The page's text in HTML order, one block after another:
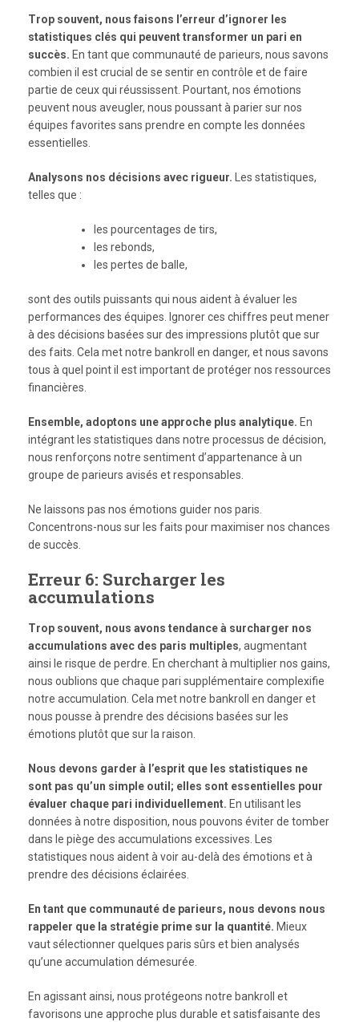
Trop souvent, nous faisons l’erreur d’ignorer les
statistiques clés qui peuvent transformer un pari en
succès. En tant que communauté de parieurs, nous savons
combien il est crucial de se sentir en contrôle et de faire
partie de ceux qui réussissent. Pourtant, nos émotions
peuvent nous aveugler, nous poussant à parier sur nos
équipes favorites sans prendre en compte les données
essentielles.
Analysons nos décisions avec rigueur. Les statistiques,
telles que :
les pourcentages de tirs,
les rebonds,
les pertes de balle,
sont des outils puissants qui nous aident à évaluer les
performances des équipes. Ignorer ces chiffres peut mener
à des décisions basées sur des impressions plutôt que sur
des faits. Cela met notre bankroll en danger, et nous savons
tous à quel point il est important de protéger nos ressources
financières.
Ensemble, adoptons une approche plus analytique. En
intégrant les statistiques dans notre processus de décision,
nous renforçons notre sentiment d’appartenance à un
groupe de parieurs avisés et responsables.
Ne laissons pas nos émotions guider nos paris.
Concentrons-nous sur les faits pour maximiser nos chances
de succès.
Erreur 6: Surcharger les
accumulations
Trop souvent, nous avons tendance à surcharger nos
accumulations avec des paris multiples, augmentant
ainsi le risque de perdre. En cherchant à multiplier nos gains,
nous oublions que chaque pari supplémentaire complexifie
notre accumulation. Cela met notre bankroll en danger et
nous pousse à prendre des décisions basées sur les
émotions plutôt que sur la raison.
Nous devons garder à l’esprit que les statistiques ne
sont pas qu’un simple outil; elles sont essentielles pour
évaluer chaque pari individuellement. En utilisant les
données à notre disposition, nous pouvons éviter de tomber
dans le piège des accumulations excessives. Les
statistiques nous aident à voir au-delà des émotions et à
prendre des décisions éclairées.
En tant que communauté de parieurs, nous devons nous
rappeler que la stratégie prime sur la quantité. Mieux
vaut sélectionner quelques paris sûrs et bien analysés
qu’une accumulation démesurée.
En agissant ainsi, nous protégeons notre bankroll et
favorisons une approche plus durable et satisfaisante des